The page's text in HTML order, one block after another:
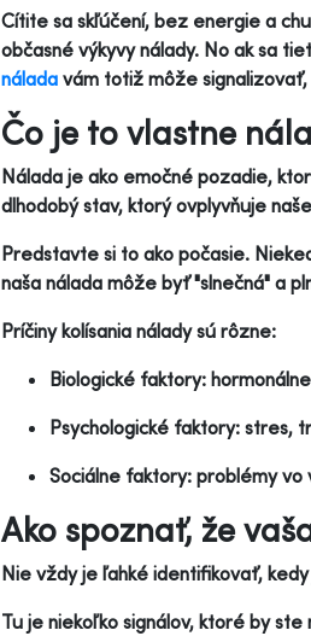
Cítite sa skľúčení, bez energie a
občasné výkyvy nálady. No ak sa
nálada vám totiž môže
Čo je to vlastne
Nálada je ako emočné pozadie,
dlhodobý stav, ktorý ovplyvňuje
Predstavte si to ako počasie.
naša nálada môže byť "slnečná" a
Príčiny kolísania nálady sú rôzne:
Biologické faktory:
Psychologické faktory: stres,
Sociálne faktory: problémy
Ako spoznať, že
Nie vždy je ľahké identifikovať,
Tu je niekoľko signálov, ktoré by ste